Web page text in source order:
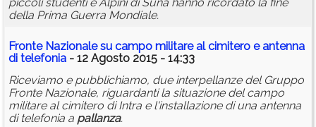
piccoli studenti e Alpini di Suna hanno ricordato la fine
della Prima Guerra Mondiale.
Fronte Nazionale su campo militare al cimitero e antenna
di telefonia - 12 Agosto 2015 - 14:33
Riceviamo e pubblichiamo, due interpellanze del Gruppo
Fronte Nazionale, riguardanti la situazione del campo
militare al cimitero di Intra e l'installazione di una antenna
di telefonia a pallanza.